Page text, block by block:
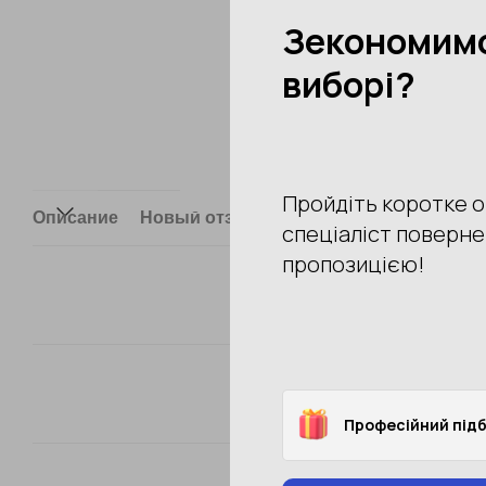
Описание Новый отзыв или комментарий